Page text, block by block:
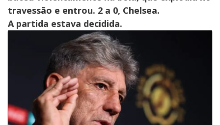
travessão e entrou. 2 a 0, Chelsea.
A partida estava decidida.